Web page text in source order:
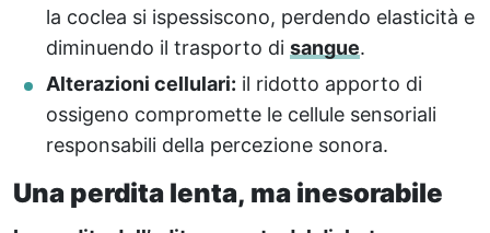
la coclea si ispessiscono, perdendo elasticità e
diminuendo il trasporto di sangue.
Alterazioni cellulari: il ridotto apporto di
ossigeno compromette le cellule sensoriali
responsabili della percezione sonora.
Una perdita lenta, ma inesorabile